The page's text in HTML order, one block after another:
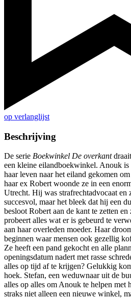
op verlanglijst
Beschrijving
De serie Boekwinkel De overkant
een kleine eilandboekwinkel. Anouk is
haar leven naar het eiland gekomen
haar ex Robert woonde ze in een
Utrecht. Hij was strafrechtadvocaat en
succesvol, maar het bleek dat hij een
besloot Robert aan de kant te zetten
probeert alles wat er is gebeurd te
aan haar overleden moeder. Haar
beginnen waar mensen ook gezellig
Ze heeft een pand gekocht en alle
openingsdatum nadert met rasse
alles op tijd af te krijgen? Gelukkig
hoek. Stefan, een weduwnaar uit de
alles op alles om Anouk te helpen
straks niet alleen een nieuwe winkel,